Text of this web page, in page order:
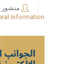
Information